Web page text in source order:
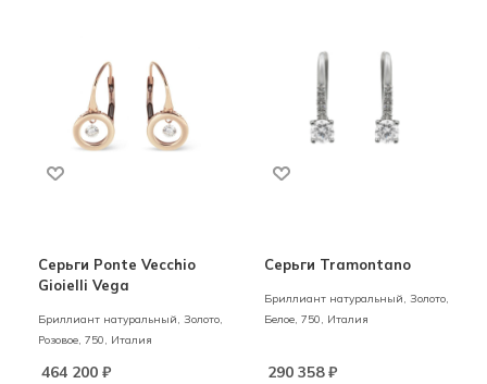
Серьги Ponte Vecchio
Gioielli Vega
Бриллиант натуральный, Золото,
Розовое, 750, Италия
464 200 ₽
Серьги Tramontano
Бриллиант натуральный, Золото,
Белое, 750, Италия
290 358₽